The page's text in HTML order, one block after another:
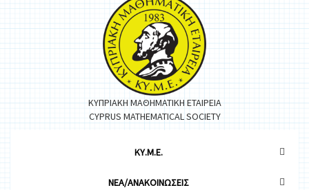
ΚΥΠΡΙΑΚΗ ΜΑΘΗΜΑΤΙΚΗ ΕΤΑΙΡΕΙΑ
CYPRUS MATHEMATICAL SOCIETY
ΚΥ.Μ.Ε.
ΝΕΑ/ΑΝΑΚΟΙΝΩΣΕΙΣ